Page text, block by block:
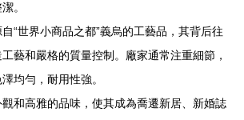
。
自“世界小商品之都”義烏的工藝品，其背后往
藝和嚴格的質量控制。廠家通常注重細節，
均勻，耐用性強。
觀和高雅的品味，使其成為喬遷新居、新婚誌